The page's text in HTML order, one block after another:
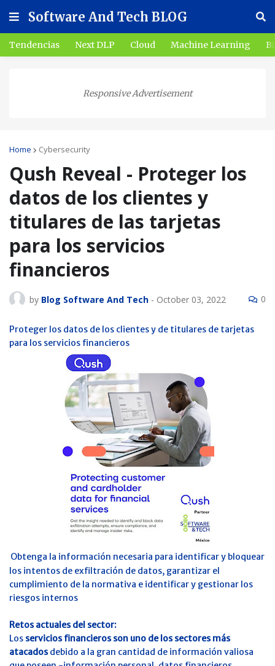
Software And Tech BLOG
Tendencias Next DLP Cloud Machine Learning
Responsive Advertisement
Home Cybersecurity
Qush Reveal - Proteger los
datos de los clientes y
titulares de las tarjetas
para los servicios
financieros
by Blog Software And Tech - October 03, 2022 0
Proteger los datos de los clientes y de titulares de tarjetas
para los servicios financieros
Obtenga la información necesaria para identificar y bloquear
los intentos de exfiltración de datos, garantizar el
cumplimiento de la normativa e identificar y gestionar los
riesgos internos
Retos actuales del sector:
Los servicios financieros son uno de los sectores más
atacadosdebido a la gran cantidad de información valiosa